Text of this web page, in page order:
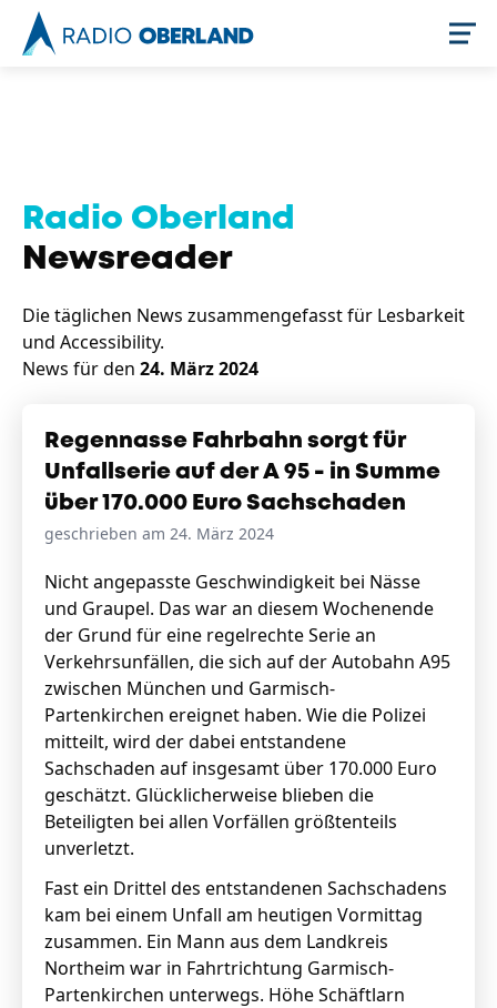
Newsreader
Stellenangebote
Unternehmen
Das geheime Geräusch
Fotobox
Amphibienschutz
Team
Service
Nachgehört
Newsletter
Zeit fürs Oberland
Handwerker
Radio Oberland
Newsreader
Die täglichen News zusammengefasst für Lesbarkeit
und Accessibility.
News für den 24. März 2024
Regennasse Fahrbahn sorgt für
Unfallserie auf der A 95 - in Summe
über 170.000 Euro Sachschaden
geschrieben am 24. März 2024
Nicht angepasste Geschwindigkeit bei Nässe
und Graupel. Das war an diesem Wochenende
der Grund für eine regelrechte Serie an
Verkehrsunfällen, die sich auf der Autobahn A95
zwischen München und Garmisch-
Partenkirchen ereignet haben. Wie die Polizei
mitteilt, wird der dabei entstandene
Sachschaden auf insgesamt über 170.000 Euro
geschätzt. Glücklicherweise blieben die
Beteiligten bei allen Vorfällen größtenteils
unverletzt.
Fast ein Drittel des entstandenen Sachschadens
kam bei einem Unfall am heutigen Vormittag
zusammen. Ein Mann aus dem Landkreis
Northeim war in Fahrtrichtung Garmisch-
Partenkirchen unterwegs. Höhe Schäftlarn